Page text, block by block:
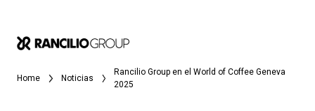
Home Noticias
Rancilio Group en el World of Coffee Geneva
2025